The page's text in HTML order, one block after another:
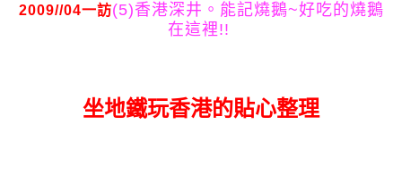
2009//04一訪(5)香港深井。能記燒鵝~好吃的燒鵝
在這裡!!
坐地鐵玩香港的貼心整理